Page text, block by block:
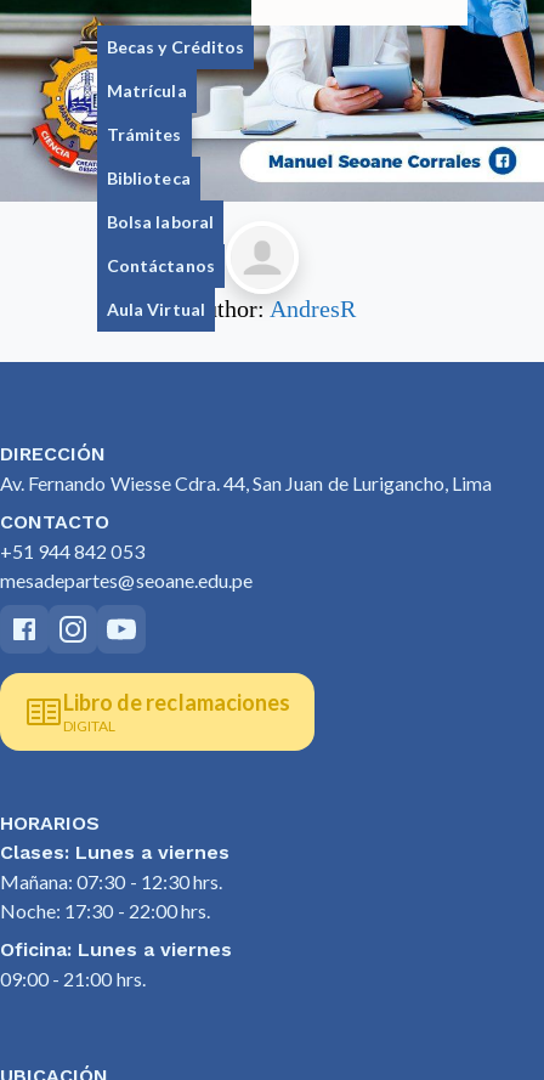
Becas y Créditos
Matrícula
Trámites
Biblioteca
Bolsa laboral
Contáctanos
Aula VirtualAuthor: AndresR
DIRECCIÓN
Av. Fernando Wiesse Cdra. 44, San Juan de Lurigancho, Lima
CONTACTO
+51 944 842 053
mesadepartes@seoane.edu.pe
Libro de reclamaciones
DIGITAL
HORARIOS
Clases: Lunes a viernes
Mañana: 07:30 - 12:30 hrs.
Noche: 17:30 - 22:00 hrs.
Oficina: Lunes a viernes
09:00 - 21:00 hrs.